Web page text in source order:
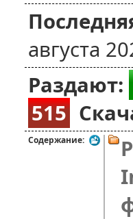
августа
Раздают:
515
Содержание: